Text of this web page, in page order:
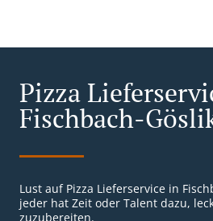
Pizza
Fischbach-
Lust auf Pizza Lieferservice in
jeder hat Zeit oder Talent dazu,
zuzubereiten.